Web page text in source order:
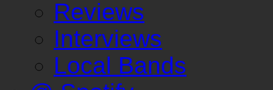
Reviews
Interviews
Local Bands